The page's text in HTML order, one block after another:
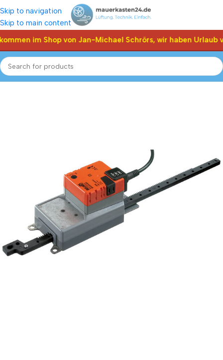
Skip to navigation
Skip to main content
im Shop von Jan-Michael Schrörs, wir haben Urlaub
Start Shop Klappen Stellantriebe, Stellmotor Belimo